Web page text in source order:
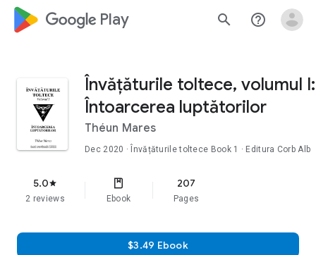
google_logo Play search help_outline
Învățăturile toltece, volumul I:
Întoarcerea luptătorilor
Théun Mares
Dec 2020 · Învățăturile toltece Book 1 · Editura Corb Alb
5.0star
2 reviews Ebook
207
Pages
$3.49 Ebook